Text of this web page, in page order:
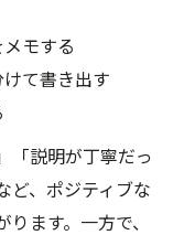
モする
て書き出す
「説明が丁寧だっ
ど、ポジティブな
ます。一方で、